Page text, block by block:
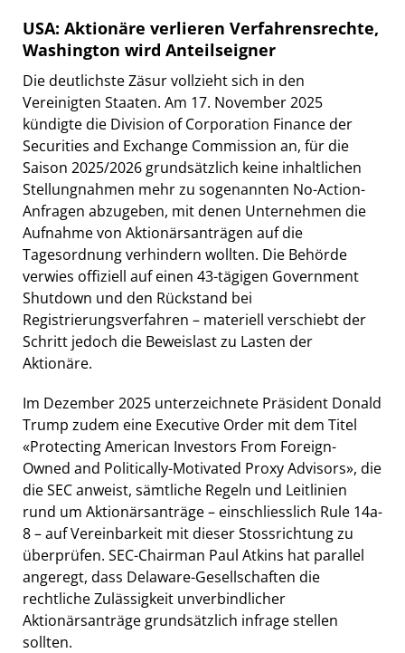
USA: Aktionäre verlieren Verfahrensrechte,
Washington wird Anteilseigner
Die deutlichste Zäsur vollzieht sich in den
Vereinigten Staaten. Am 17. November 2025
kündigte die Division of Corporation Finance der
Securities and Exchange Commission an, für die
Saison 2025/2026 grundsätzlich keine inhaltlichen
Stellungnahmen mehr zu sogenannten No-Action-
Anfragen abzugeben, mit denen Unternehmen die
Aufnahme von Aktionärsanträgen auf die
Tagesordnung verhindern wollten. Die Behörde
verwies offiziell auf einen 43-tägigen Government
Shutdown und den Rückstand bei
Registrierungsverfahren – materiell verschiebt der
Schritt jedoch die Beweislast zu Lasten der
Aktionäre.
Im Dezember 2025 unterzeichnete Präsident Donald
Trump zudem eine Executive Order mit dem Titel
«Protecting American Investors From Foreign-
Owned and Politically-Motivated Proxy Advisors», die
die SEC anweist, sämtliche Regeln und Leitlinien
rund um Aktionärsanträge – einschliesslich Rule 14a-
8 – auf Vereinbarkeit mit dieser Stossrichtung zu
überprüfen. SEC-Chairman Paul Atkins hat parallel
angeregt, dass Delaware-Gesellschaften die
rechtliche Zulässigkeit unverbindlicher
Aktionärsanträge grundsätzlich infrage stellen
sollten.